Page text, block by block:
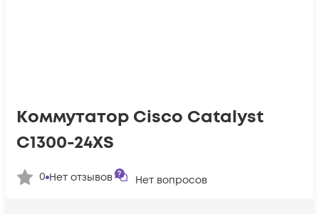
Коммутатор Cisco Catalyst
C1300-24XS
0 Нет отзывов Нет вопросов